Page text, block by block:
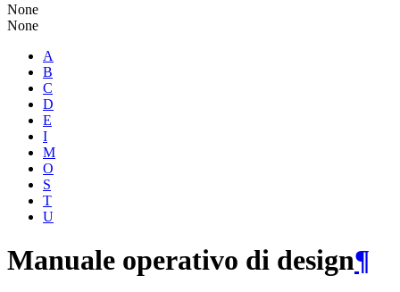
None
None
A
B
C
D
E
I
M
O
S
T
U
Manuale operativo di design¶